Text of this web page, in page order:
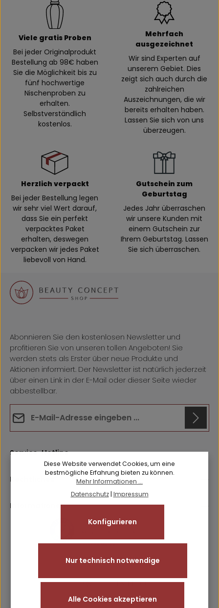
Viele gratis Proben
Bei jeder Originalprodukt
Bestellung ab 98€ haben
Sie die Möglichkeit bis zu
fünf hochwertige
Nischenproben zu
erhalten.
Selbstverständlich
kostenlos.
Mehrfach
ausgezeichnet
Wir sind Experten auf
unserem Gebiet. Dies
zeigt sich auch durch die
zahlreichen
Auszeichnungen, die wir
bereits erhalten haben.
Lassen Sie sich von uns
überzeugen.
Herzlich verpackt
Bei jeder Bestellung legen
wir sehr viel Wert darauf,
dass Sie ein perfekt
verpacktes Paket
erhalten, deswegen
verpacken wir jedes Paket
liebevoll von Hand.
Gutschein zum
Geburtstag
Jedes Jahr überraschen
wir unsere Kunden mit
einem Gutschein zur
Ihrem Geburtstag. Lassen
Sie sich überraschen.
Abonnieren Sie den kostenlosen Newsletter und
profitieren Sie von unseren tollen Angeboten! Sie
werden stets als Erster über neue Produkte und
Aktionen informiert. Der Newsletter ist natürlich jederzeit
über einen Link in der E-Mail oder dieser Seite wieder
abbestellbar.
Ich habe dieDatenschutzbestimmungenzur Kenntnis
genommen und dieAGBgelesen und bin mit ihnen
einverstanden.
Hier klicken
Friendly Captcha ⇗
Die mit einem Stern (*) markierten Felder sind
Service-Hotline
Rechtliches
Informationen
Diese Website verwendet Cookies, um eine
bestmögliche Erfahrung bieten zu können.
Mehr Informationen ...
Datenschutz| Impressum
Nur technisch notwendige
Konfigurieren
Alle Cookies akzeptieren